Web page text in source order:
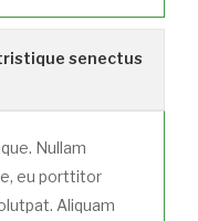
senectus
Nullam
eu porttitor
Aliquam